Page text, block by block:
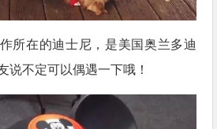
所在的迪士尼，是美国奥兰多迪
说不定可以偶遇一下哦！